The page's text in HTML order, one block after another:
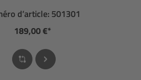
d’article: 501301
189,00 €*